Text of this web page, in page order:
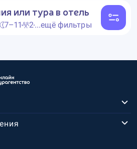
или тура в отель
7–11 2...ещё фильтры